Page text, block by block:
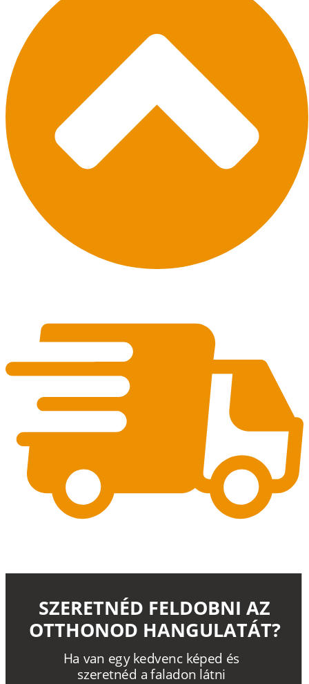
Ha van egy kedvenc képed és
szeretnéd a faladon látni
SZERETNÉD FELDOBNI AZ
OTTHONOD HANGULATÁT?